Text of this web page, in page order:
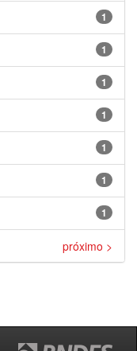
1
1
1
1
1
1
1
próximo >